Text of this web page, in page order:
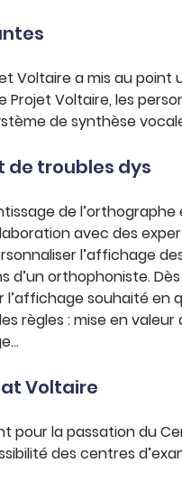
Voltaire a mis au
Projet Voltaire, les
de synthèse
de troubles dys
de
avec des
l’affichage
orthophoniste.
l’affichage souhaité
règles : mise en
Voltaire
pour la passation du
des centres